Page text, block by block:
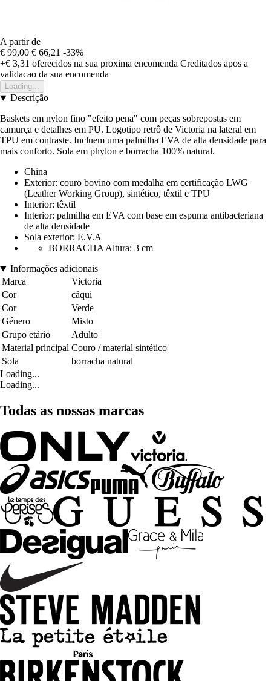
A partir de
€ 99,00 € 66,21 -33%
+€ 3,31 oferecidos na sua proxima encomenda Creditados apos a
validacao da sua encomenda
Loading...
Descrição
Baskets em nylon fino "efeito pena" com peças sobrepostas em
camurça e detalhes em PU. Logotipo retrô de Victoria na lateral em
TPU em contraste. Incluem uma palmilha EVA de alta densidade para
mais conforto. Sola em phylon e borracha 100% natural.
China
Exterior: couro bovino com medalha em certificação LWG
(Leather Working Group), sintético, têxtil e TPU
Interior: têxtil
Interior: palmilha em EVA com base em espuma antibacteriana
de alta densidade
Sola exterior: E.V.A
BORRACHA Altura: 3 cm
Informações adicionais
Marca
Victoria
Cor
cáqui
Cor
Verde
Género
Misto
Grupo etário
Adulto
Material principal Couro / material sintético
Sola
borracha natural
Loading...
Loading...
Todas as nossas marcas